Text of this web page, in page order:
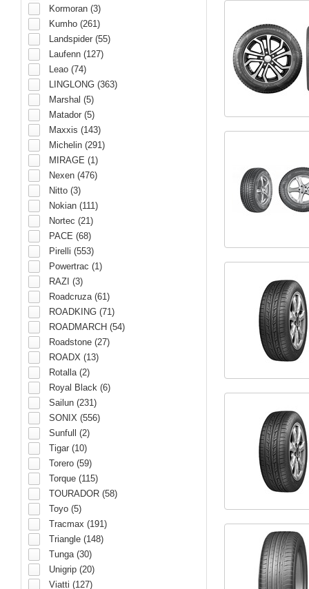
Kormoran (3)
Kumho (261)
Landspider (55)
Laufenn (127)
Leao (74)
LINGLONG (363)
Marshal (5)
Matador (5)
Maxxis (143)
Michelin (291)
MIRAGE (1)
Nexen (476)
Nitto (3)
Nokian (111)
Nortec (21)
PACE (68)
Pirelli (553)
Powertrac (1)
RAZI (3)
Roadcruza (61)
ROADKING (71)
ROADMARCH (54)
Roadstone (27)
ROADX (13)
Rotalla (2)
Royal Black (6)
Sailun (231)
SONIX (556)
Sunfull (2)
Tigar (10)
Torero (59)
Torque (115)
TOURADOR (58)
Toyo (5)
Tracmax (191)
Triangle (148)
Tunga (30)
Unigrip (20)
Viatti (127)